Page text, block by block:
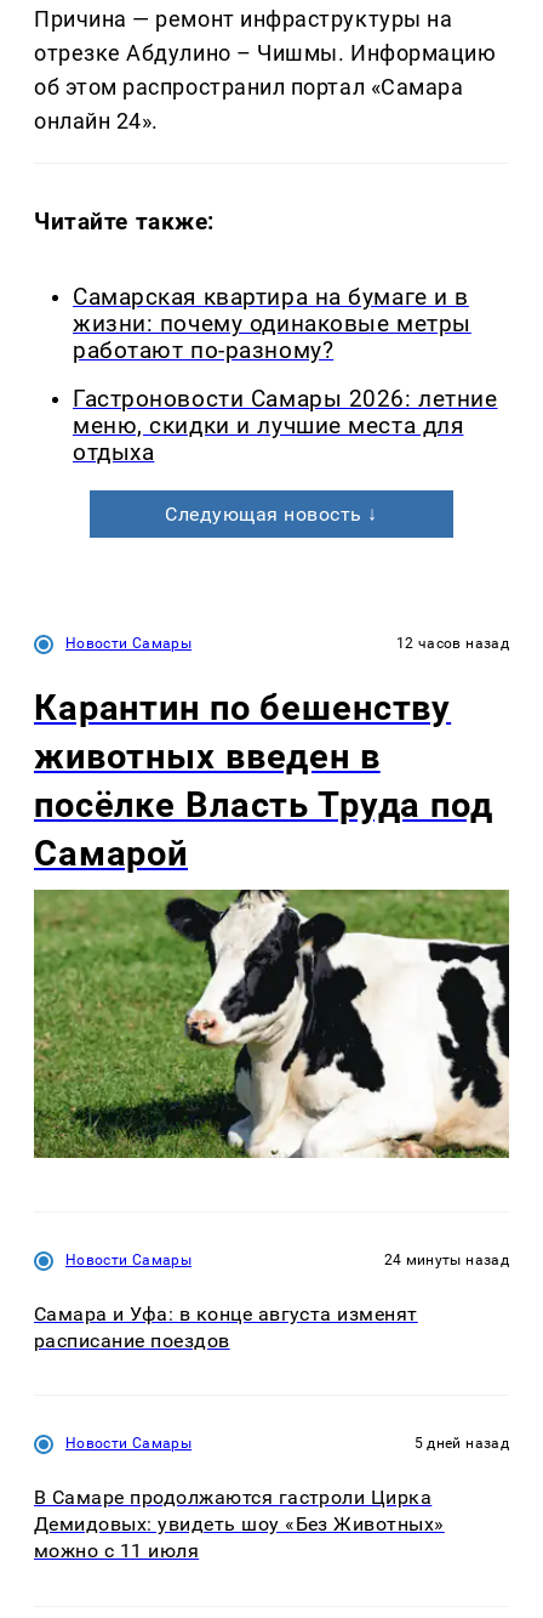
Причина — ремонт инфраструктуры на
отрезке Абдулино – Чишмы. Информацию
об этом распространил портал «Самара
онлайн 24».
Читайте также:
Самарская квартира на бумаге и в
жизни: почему одинаковые метры
работают по-разному?
Гастроновости Самары 2026: летние
меню, скидки и лучшие места для
отдыха
Следующая новость ↓
Новости Самары 12 часов назад
Карантин по бешенству
животных введен в
посёлке Власть Труда под
Самарой
Новости Самары 24 минуты назад
Самара и Уфа: в конце августа изменят
расписание поездов
Новости Самары 5 дней назад
В Самаре продолжаются гастроли Цирка
Демидовых: увидеть шоу «Без Животных»
можно с 11 июля